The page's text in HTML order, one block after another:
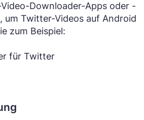
Downloader-Apps oder -
um Twitter-Videos auf Android
zum Beispiel:
für Twitter